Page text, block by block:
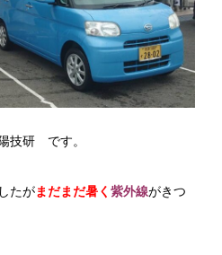
技研 です。
たがまだまだ暑く 紫外線がきつ